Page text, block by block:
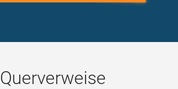
Querverweise